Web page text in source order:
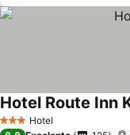
3 EstrelasHotel
Hotel Route Inn